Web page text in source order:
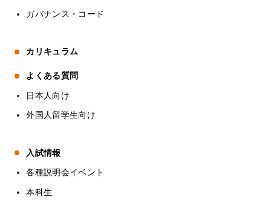
ガバナンス・コード
カリキュラム
よくある質問
日本人向け
外国人留学生向け
入試情報
各種説明会イベント
本科生